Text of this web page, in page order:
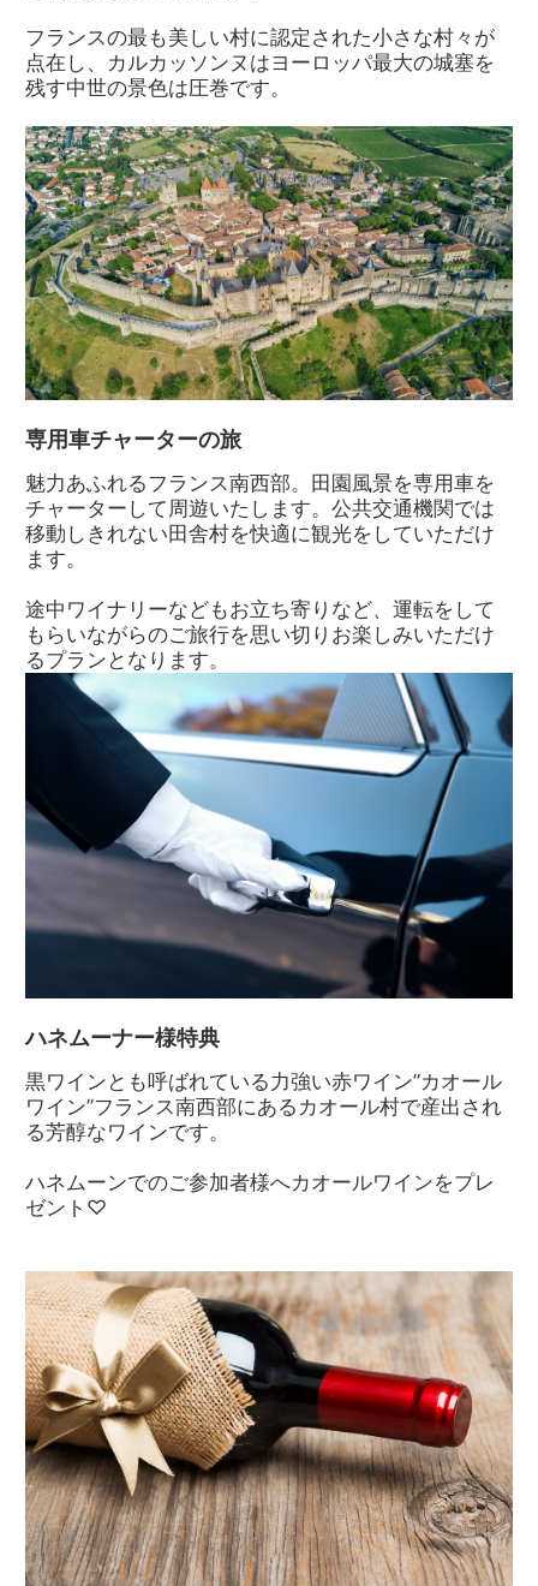
フランスの最も美しい村に認定された小さな村々が
点在し、カルカッソンヌはヨーロッパ最大の城塞を
残す中世の景色は圧巻です。
専用車チャーターの旅
魅力あふれるフランス南西部。田園風景を専用車を
チャーターして周遊いたします。公共交通機関では
移動しきれない田舎村を快適に観光をしていただけ
ます。
途中ワイナリーなどもお立ち寄りなど、運転をして
もらいながらのご旅行を思い切りお楽しみいただけ
るプランとなります。
ハネムーナー様特典
黒ワインとも呼ばれている力強い赤ワイン”カオール
ワイン”フランス南西部にあるカオール村で産出され
る芳醇なワインです。
ハネムーンでのご参加者様へカオールワインをプレ
ゼント♡